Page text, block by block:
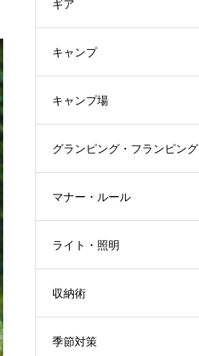
ギア
キャンプ
キャンプ場
グランピング・フランピング
マナー・ルール
ライト・照明
収納術
季節対策